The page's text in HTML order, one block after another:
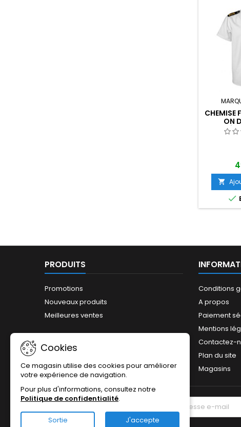
CHEMISE
ON


PRODUITS
Promotions
Nouveaux produits
Meilleures ventes
Conditions
A propos
Paiement
Mentions
Contactez-
Plan du site
Magasins
Cookies
Ce magasin utilise des cookies pour améliorer
votre expérience de navigation.
Pour plus d'informations, consultez notre
Politique de confidentialité.
Sortie J'accepte